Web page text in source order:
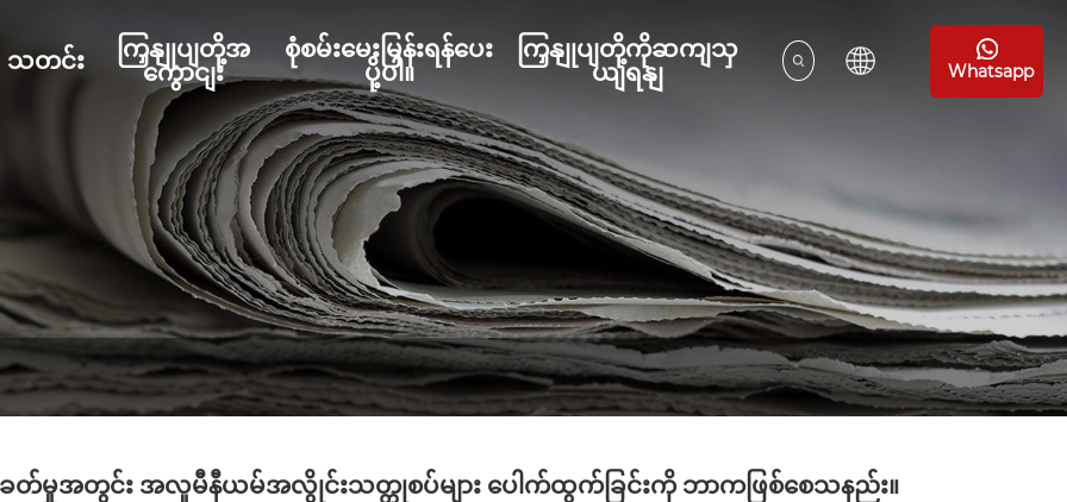
သတင်း
ကြှနျုပျတို့အ
ကွောငျး
စုံစမ်းမေးမြန်းရန်ပေး
ပို့ပါ။
ကြှနျုပျတို့ကိုဆကျသှ
ယျရနျ
Whatsapp
တ်မှုအတွင်း အလူမီနီယမ်အလွိုင်းသတ္တုစပ်များ ပေါက်ထွက်ခြင်းကို ဘာကဖြစ်စေသနည်း။